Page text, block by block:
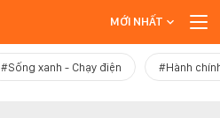
MỚI NHẤT
#Sống xanh - Chạy điện #Hành